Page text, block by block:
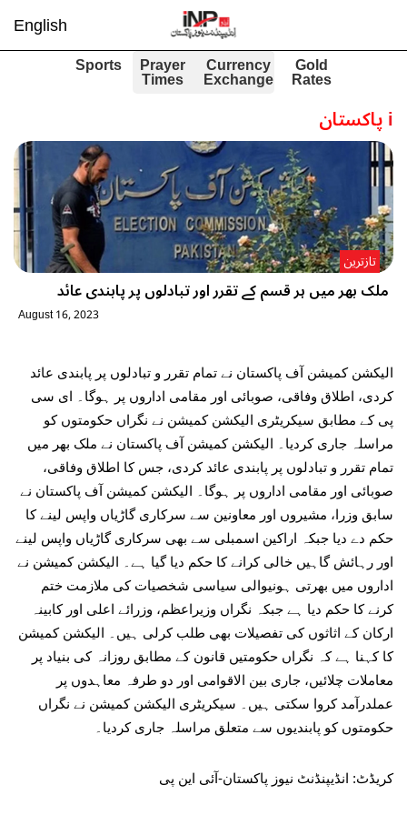
English
Gold
Rates
Currency
Exchange
Prayer
Times
Sports
iپاکستان
ملک بھر میں ہر قسم کے تقرر اور تبادلوں پر پابندی عائد
تازترین
August 16, 2023
الیکشن کمیشن آف پاکستان نے تمام تقرر و تبادلوں پر پابندی عائد
کردی، اطلاق وفاقی، صوبائی اور مقامی اداروں پر ہوگا۔ ای سی
پی کے مطابق سیکریٹری الیکشن کمیشن نے نگراں حکومتوں کو
مراسلہ جاری کردیا۔ الیکشن کمیشن آف پاکستان نے ملک بھر میں
تمام تقرر و تبادلوں پر پابندی عائد کردی، جس کا اطلاق وفاقی،
صوبائی اور مقامی اداروں پر ہوگا۔ الیکشن کمیشن آف پاکستان نے
سابق وزرا، مشیروں اور معاونین سے سرکاری گاڑیاں واپس لینے کا
حکم دے دیا جبکہ اراکین اسمبلی سے بھی سرکاری گاڑیاں واپس لینے
اور رہائش گاہیں خالی کرانے کا حکم دیا گیا ہے۔ الیکشن کمیشن نے
اداروں میں بھرتی ہونیوالی سیاسی شخصیات کی ملازمت ختم
کرنے کا حکم دیا ہے جبکہ نگراں وزیراعظم، وزرائے اعلی اور کابینہ
ارکان کے اثاثوں کی تفصیلات بھی طلب کرلی ہیں۔ الیکشن کمیشن
کا کہنا ہے کہ نگراں حکومتیں قانون کے مطابق روزانہ کی بنیاد پر
معاملات چلائیں، جاری بین الاقوامی اور دو طرفہ معاہدوں پر
عملدرآمد کروا سکتی ہیں۔ سیکریٹری الیکشن کمیشن نے نگراں
حکومتوں کو پابندیوں سے متعلق مراسلہ جاری کردیا۔
کریڈٹ: انڈیپنڈنٹ نیوز پاکستان-آئی این پی